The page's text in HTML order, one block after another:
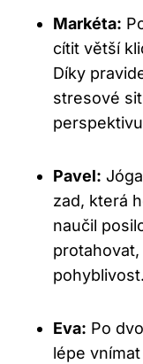
Markéta:
cítit větší
Díky
stresové
Pavel:
zad, která
naučil
pohyblivost.
Eva: Po
lépe